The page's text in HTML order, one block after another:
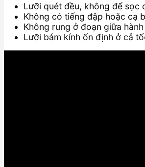
Lưỡi quét đều, không để sọc
Không có tiếng đập hoặc cạ
Không rung ở đoạn giữa
Lưỡi bám kính ổn định ở cả